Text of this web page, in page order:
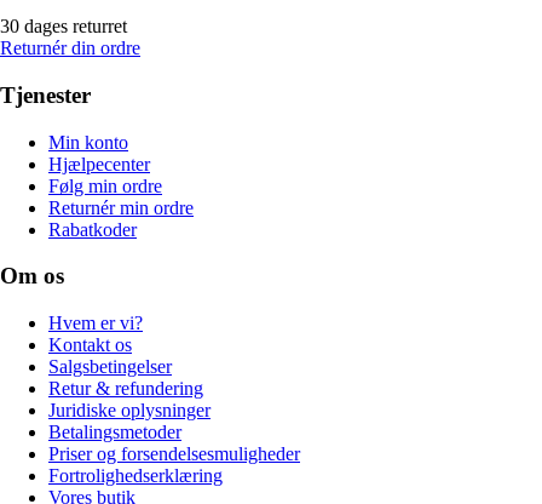
30 dages returret
Returnér din ordre
Tjenester
Min konto
Hjælpecenter
Følg min ordre
Returnér min ordre
Rabatkoder
Om os
Hvem er vi?
Kontakt os
Salgsbetingelser
Retur & refundering
Juridiske oplysninger
Betalingsmetoder
Priser og forsendelsesmuligheder
Fortrolighedserklæring
Vores butik